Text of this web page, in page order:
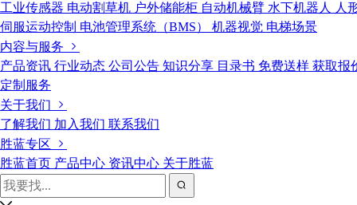
工业传感器 电动割草机 户外储能柜 自动机械臂 水下机器人
人
伺服运动控制 电池管理系统（BMS） 机器视觉 电梯场景
内容与服务
产品资讯 行业动态 公司公告 知识分享 目录书 免费送样 获取报
定制服务
关于我们
了解我们 加入我们 联系我们
胜蓝专区
胜蓝首页 产品中心 资讯中心 关于胜蓝